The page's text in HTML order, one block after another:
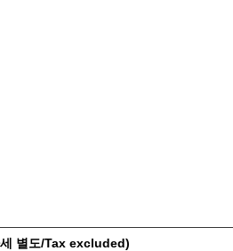
별도/Tax excluded)